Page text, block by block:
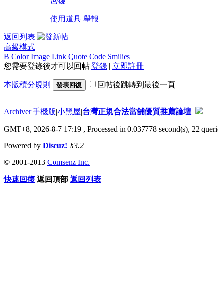
使用道具 舉報
返回列表
高級模式
B Color Image Link Quote Code Smilies
您需要登錄後才可以回帖 登錄 | 立即註冊
本版積分規則 發表回復 回帖後跳轉到最後一頁
Archiver|手機版|小黑屋|台灣正規合法當舖優質推薦論壇
GMT+8, 2026-8-7 17:19 , Processed in 0.037778 second(s), 22
Powered by Discuz! X3.2
© 2001-2013 Comsenz Inc.
快速回復 返回頂部 返回列表